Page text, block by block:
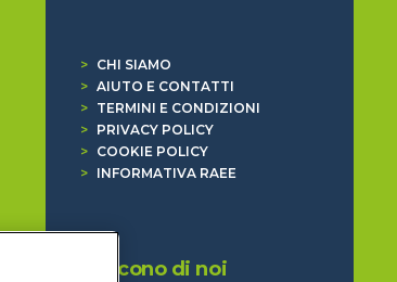
>
CHI SIAMO
> AIUTO E CONTATTI
>
TERMINI E CONDIZIONI
>
PRIVACY POLICY
>
COOKIE POLICY
>
INFORMATIVA RAEE
Dicono di noi